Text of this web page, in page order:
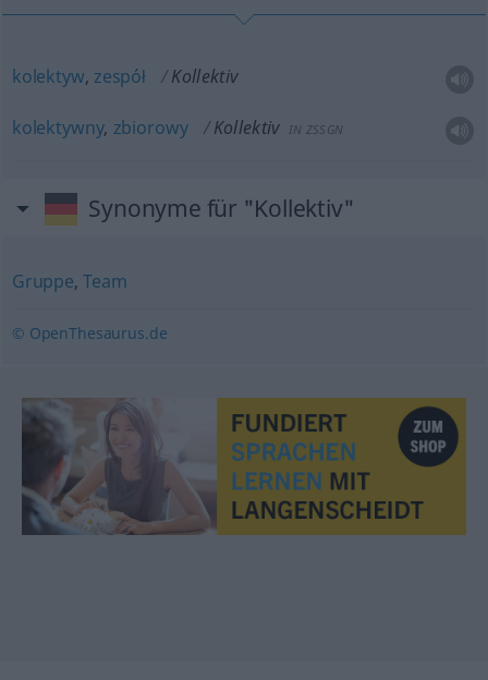
kolektyw, zespół Kollektiv
kolektywny, zbiorowy Kollektiv IN ZSSGN
Synonyme für "Kollektiv"
Gruppe,Team
© OpenThesaurus.de